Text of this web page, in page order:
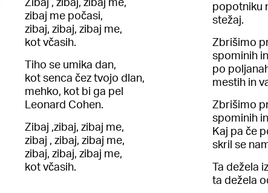
zibaj me počasi,
zibaj, zibaj, zibaj me,
kot včasih.
Tiho se umika dan,
kot senca čez tvojo dlan,
mehko, kot bi ga pel
Leonard Cohen.
Zibaj ,zibaj, zibaj me,
zibaj , zibaj, zibaj me,
zibaj, zibaj, zibaj me,
kot včasih.
popotniku
stežaj.
Zbrišimo
spominih
po
mestih in
Zbrišimo
spominih
Kaj pa če
skril se
Ta dežela
ta dežela